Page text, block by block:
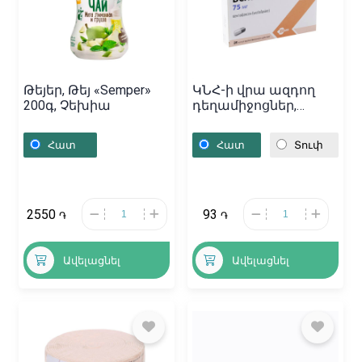
Թեյեր, Թեյ «Semper»
200գ, Չեխիա
Հատ
2550 ֏
Ավելացնել
ԿՆՀ-ի վրա ազդող
դեղամիջոցներ,
«Велаксин» 75մգ,
Վենգրիա
Հատ Տուփ
93 ֏
Ավելացնել